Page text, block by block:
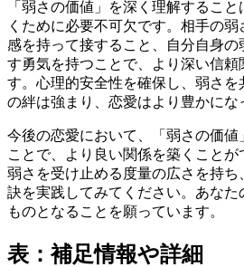
「弱さの価値」を深く理解するこ
くために必要不可欠です。相手の
感を持って接すること、自分自身の
す勇気を持つことで、より深い信頼
す。心理的安全性を確保し、弱さ
の絆は強まり、恋愛はより豊かにな
今後の恋愛において、「弱さの価値
ことで、より良い関係を築くこと
弱さを受け止める度量の広さを持
訣を実践してみてください。あな
ものとなることを願っています。
表：補足情報や詳細